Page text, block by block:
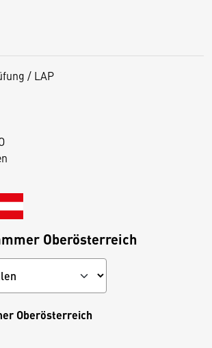
/ LAP
Oberösterreich
Oberösterreich